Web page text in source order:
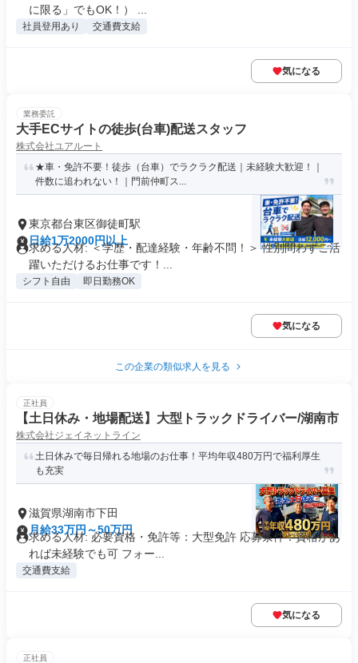
に限る」でもOK！） ...
社員登用あり 交通費支給
気になる
業務委託
大手ECサイトの徒歩(台車)配送スタッフ
株式会社ユアルート
★車・免許不要！徒歩（台車）でラクラク配送｜未経験大歓迎！｜
件数に追われない！｜門前仲町ス...
東京都台東区御徒町駅
日給1万2000円以上
求める人材: ＜学歴・配達経験・年齢不問！＞ 性別問わずご活
躍いただけるお仕事です！...
シフト自由 即日勤務OK
気になる
この企業の類似求人を見る
正社員
【土日休み・地場配送】大型トラックドライバー/湖南市
株式会社ジェイネットライン
土日休みで毎日帰れる地場のお仕事！平均年収480万円で福利厚生
も充実
滋賀県湖南市下田
月給33万円～50万円
求める人材: 必要資格・免許等：大型免許 応募条件：資格があ
れば未経験でも可 フォー...
交通費支給
気になる
正社員